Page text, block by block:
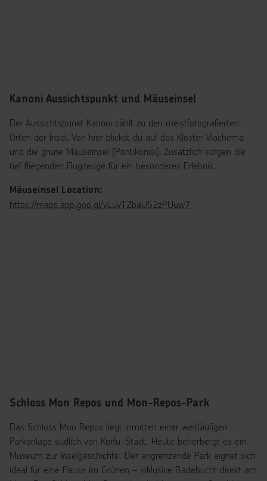
Kanoni Aussichtspunkt und Mäuseinsel
Der Aussichtspunkt Kanoni zählt zu den meistfotografierten
Orten der Insel. Von hier blickst du auf das Kloster Vlacherna
und die grüne Mäuseinsel (Pontikonisi). Zusätzlich sorgen die
tief fliegenden Flugzeuge für ein besonderes Erlebnis.
Mäuseinsel Location:
https://maps.app.goo.gl/vLuvTZbaU52zPUuw7
Schloss Mon Repos und Mon-Repos-Park
Das Schloss Mon Repos liegt inmitten einer weitläufigen
Parkanlage südlich von Korfu-Stadt. Heute beherbergt es ein
Museum zur Inselgeschichte. Der angrenzende Park eignet sich
ideal für eine Pause im Grünen – inklusive Badebucht direkt am